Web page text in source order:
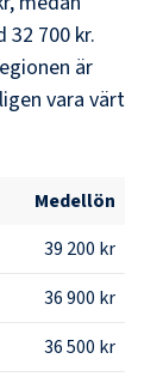
32 700 kr.
är
vara värt
Medellön
39 200 kr
36 900 kr
36 500 kr